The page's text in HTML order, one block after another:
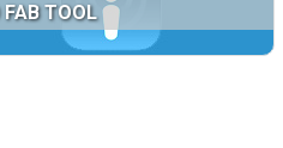
FAB TOOL